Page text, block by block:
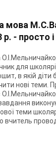
мова
- просто і
для
в якій діти
нові теми.
теми
вчитель